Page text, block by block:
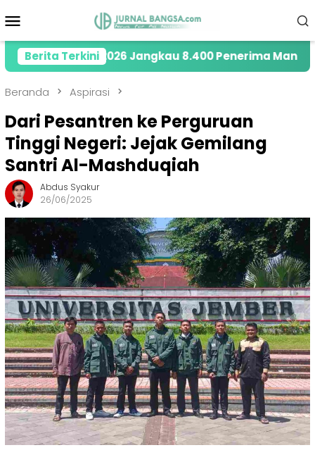
ke
Mobile
Berita Terkini
2026 Jangkau 8.400 Penerima Manfaat melalui
Beranda Aspirasi
Dari Pesantren ke Perguruan
Tinggi Negeri: Jejak Gemilang
Santri Al-Mashduqiah
Abdus Syakur
26/06/2025